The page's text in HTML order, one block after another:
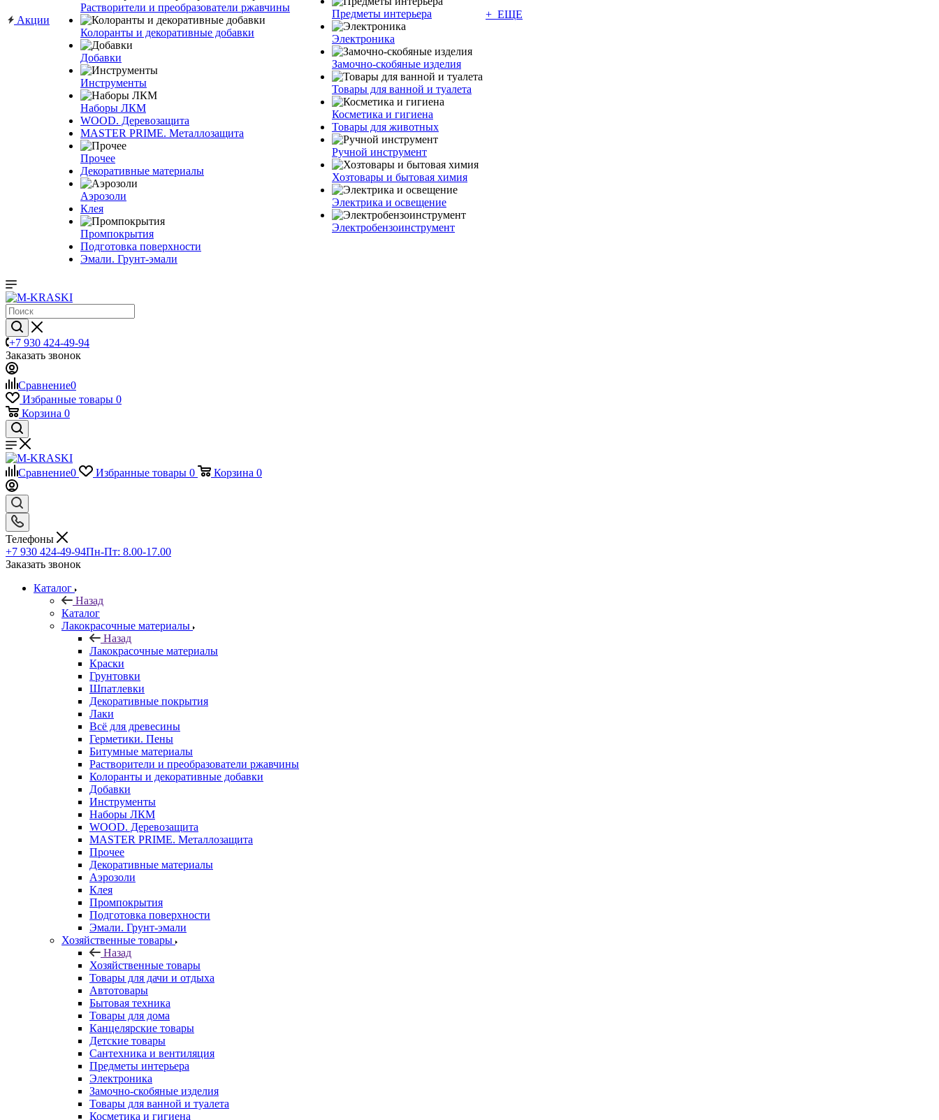
Акции
Растворители и преобразователи ржавчины
Колоранты и декоративные добавки
Добавки
Инструменты
Наборы ЛКМ
WOOD. Деревозащита
MASTER PRIME. Металлозащита
Прочее
Декоративные материалы
Аэрозоли
Клея
Промпокрытия
Подготовка поверхности
Эмали. Грунт-эмали
Предметы интерьера
Электроника
Замочно-скобяные изделия
Товары для ванной и туалета
Косметика и гигиена
Товары для животных
Ручной инструмент
Хозтовары и бытовая химия
Электрика и освещение
Электробензоинструмент
+ ЕЩЕ
+7 930 424-49-94
Заказать звонок
Сравнение0
Избранные товары 0
Корзина 0
Сравнение0 Избранные товары 0 Корзина 0
Телефоны
+7 930 424-49-94Пн-Пт: 8.00-17.00
Заказать звонок
Каталог
Назад
Каталог
Лакокрасочные материалы
Назад
Лакокрасочные материалы
Краски
Грунтовки
Шпатлевки
Декоративные покрытия
Лаки
Всё для древесины
Герметики. Пены
Битумные материалы
Растворители и преобразователи ржавчины
Колоранты и декоративные добавки
Добавки
Инструменты
Наборы ЛКМ
WOOD. Деревозащита
MASTER PRIME. Металлозащита
Прочее
Декоративные материалы
Аэрозоли
Клея
Промпокрытия
Подготовка поверхности
Эмали. Грунт-эмали
Хозяйственные товары
Назад
Хозяйственные товары
Товары для дачи и отдыха
Автотовары
Бытовая техника
Товары для дома
Канцелярские товары
Детские товары
Сантехника и вентиляция
Предметы интерьера
Электроника
Замочно-скобяные изделия
Товары для ванной и туалета
Косметика и гигиена